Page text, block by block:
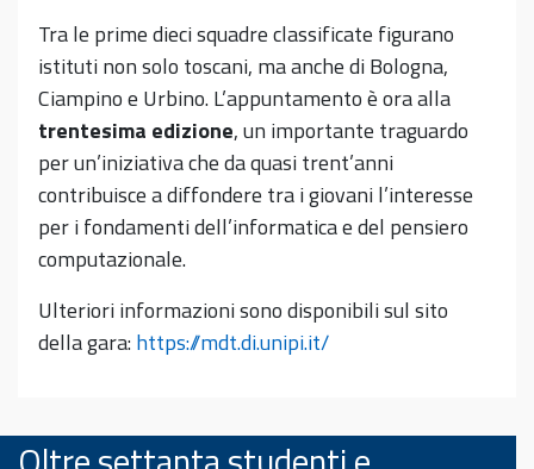
Tra le prime dieci squadre classificate figurano
istituti non solo toscani, ma anche di Bologna,
Ciampino e Urbino. L’appuntamento è ora alla
trentesima edizione, un importante traguardo
per un’iniziativa che da quasi trent’anni
contribuisce a diffondere tra i giovani l’interesse
per i fondamenti dell’informatica e del pensiero
computazionale.
Ulteriori informazioni sono disponibili sul sito
della gara:https://mdt.di.unipi.it/